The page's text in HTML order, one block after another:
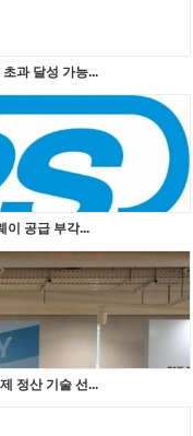
과 달성 가능...
이 공급 부각...
정산 기술 선...